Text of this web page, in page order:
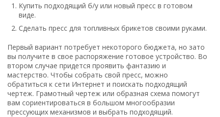
Купить подходящий б/у или новый пресс в готовом
виде.
Сделать пресс для топливных брикетов своими руками.
Первый вариант потребует некоторого бюджета, но зато
вы получите в свое распоряжение готовое устройство. Во
втором случае придется проявить фантазию и
мастерство. Чтобы собрать свой пресс, можно
обратиться к сети Интернет и поискать подходящий
чертеж. Грамотный чертеж или образная схема помогут
вам сориентироваться в большом многообразии
прессующих механизмов и выбрать подходящий.